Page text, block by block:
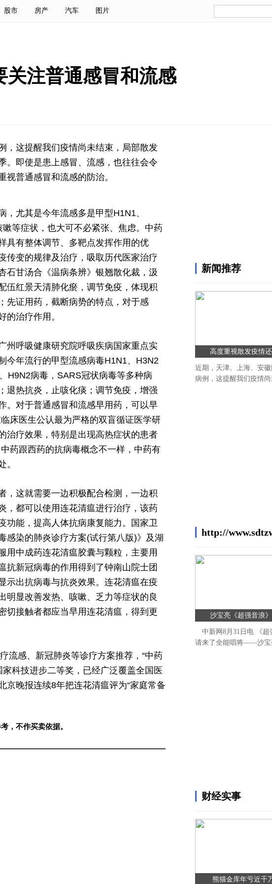
股市 房产 汽车 图片
关注普通感冒和流感
，这提醒我们疫情尚未结束，局部散发
。即使是患上感冒、流感，也往往会令
视普通感冒和流感的防治。
尤其是今年流感多是甲型H1N1、
等症状，也大可不必紧张、焦虑。中药
具有整体调节、多靶点发挥作用的优
传变的规律及治疗，吸取历代医家治疗
石甘汤合《温病条辨》银翘散化裁，汲
伍红景天清肺化瘀，调节免疫，体现积
先证用药，截断病势的特点，对于感
的治疗作用。
州呼吸健康研究院呼吸疾病国家重点实
今年流行的甲型流感病毒H1N1、H3N2
H9N2病毒，SARS冠状病毒等多种病
退热抗炎，止咳化痰；调节免疫，增强
。对于普通感冒和流感早用药，可以早
床医生公认最为严格的双盲循证医学研
治疗效果，特别是出现高热症状的患者
药跟西药的抗病毒概念不一样，中药有
。
，这就需要一边积极配合检测，一边积
，都可以使用连花清瘟进行治疗，该药
功能，提高人体抗病康复能力。国家卫
感染的肺炎诊疗方案(试行第八版)》及湖
用中成药连花清瘟胶囊与颗粒，主要用
抗新冠病毒的作用得到了钟南山院士团
示出抗病毒与抗炎效果。连花清瘟在疫
明显改善发热、咳嗽、乏力等症状的良
切接触者都应当早用连花清瘟，得到更
流感、新冠肺炎等诊疗方案推荐，“中药
科技进步二等奖，已经广泛覆盖全国医
京晚报连续8年把连花清瘟评为“家庭常备
，不作买卖依据。
新闻推荐
高度重视散发疫情
近期，天津、上海、安
病例，这提醒我们疫情
http://
沙宝亮《超强音浪
中新网8月31日电 《超
请来了全能唱将——沙宝
财经实事
熊猫金库年亏近千